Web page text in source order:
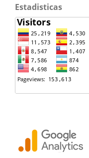
Estadisticas